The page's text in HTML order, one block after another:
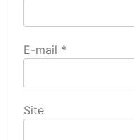
E-mail *
Site